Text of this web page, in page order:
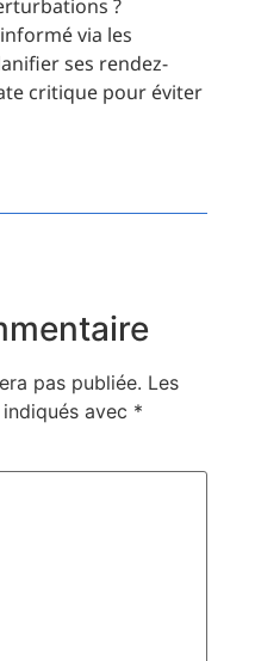
?
via les
ses rendez-
critique pour éviter
pas publiée. Les
avec *